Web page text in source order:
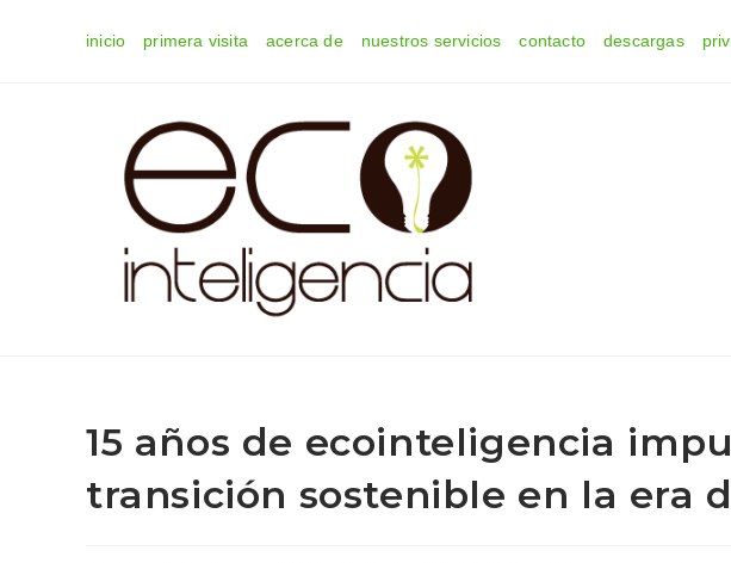
inicio primera visita acerca de nuestros servicios contacto descargas
15 años de ecointeligencia
transición sostenible en la era